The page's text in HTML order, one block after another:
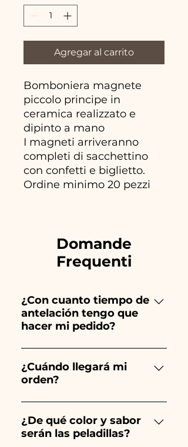
Agregar al carrito
Bomboniera magnete
piccolo principe in
ceramica realizzato e
dipinto a mano
I magneti arriveranno
completi di sacchettino
con confetti e biglietto.
Ordine minimo 20 pezzi
Domande
Frequenti
¿Con cuanto tiempo de
antelación tengo que
hacer mi pedido?
Ceramiche Ania crea y pinta
totalmente a mano, ¡por lo que
su creación lleva mucho
por lo que siempre
recomendamos realizar tu
¿Cuándo llegará mi
orden?
Se garantiza la recepción del
pedido 10/15 días antes del
evento.
¿De qué color y sabor
serán las peladillas?